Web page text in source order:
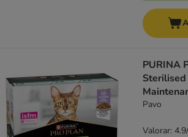
PURINA
Pavo
Valorar: